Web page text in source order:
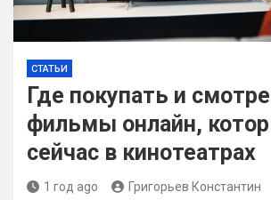
СТАТЬИ
Где покупать и
фильмы онлайн,
сейчас в кинотеатрах
1 год ago Григорьев Константин